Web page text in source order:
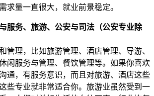
求量一直很大，就业前景稳定。
服务、旅游、公安与司法（公安专业除
管理，比如旅游管理、酒店管理、导游、
闲服务与管理、餐饮管理等。如果你喜欢
通，有服务意识，而且对旅游、酒店这些
些专业就非常适合你。旅游业虽然受到一